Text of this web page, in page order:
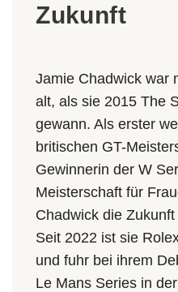
Zukunft
Jamie Chadwick war
alt, als sie 2015 The
gewann. Als erster
britischen GT-
Gewinnerin der W
Meisterschaft für
Chadwick die
Seit 2022 ist sie
und fuhr bei ihrem
Le Mans Series in